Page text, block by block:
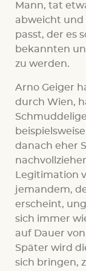
Mann, tat
abweicht und
passt, der es
bekannten
zu werden.
Arno Geiger
durch Wien,
danach eher
Legitimation
jemandem,
erscheint,
sich immer
auf Dauer
Später wird
sich bringen,